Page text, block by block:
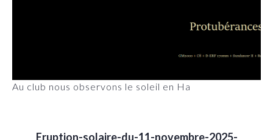
Au club nous observons le soleil en Ha
Eruption-solaire-du-11-novembre-2025-